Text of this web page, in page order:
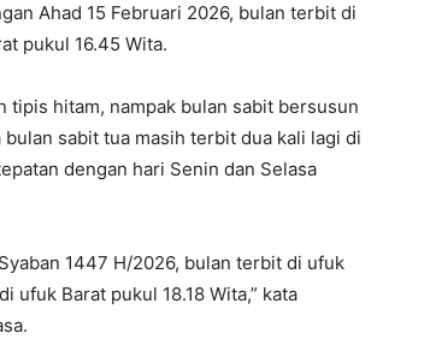
Ahad 15 Februari 2026, bulan terbit di
pukul 16.45 Wita.
tipis hitam, nampak bulan sabit bersusun
sabit tua masih terbit dua kali lagi di
dengan hari Senin dan Selasa
1447 H/2026, bulan terbit di ufuk
ufuk Barat pukul 18.18 Wita,” kata